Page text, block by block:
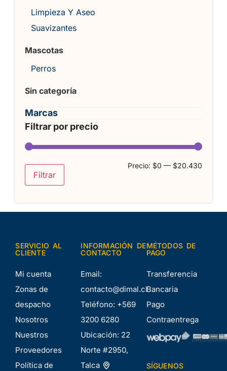
Limpieza Y Aseo
Suavizantes
Mascotas
Perros
Sin categoría
Marcas
Filtrar por precio
Filtrar
Precio: $0 — $20.430
SERVICIO AL
CLIENTE
Mi cuenta
Zonas de
despacho
Nosotros
Nuestros
Proveedores
Política de
INFORMACIÓN DE
CONTACTO
Email:
contacto@dimal.cl
Teléfono: +569
3200 6280
Ubicación: 22
Norte #2950,
Talca
MÉTODOS DE
PAGO
Transferencia
Bancaria
Pago
Contraentrega
SÍGUENOS